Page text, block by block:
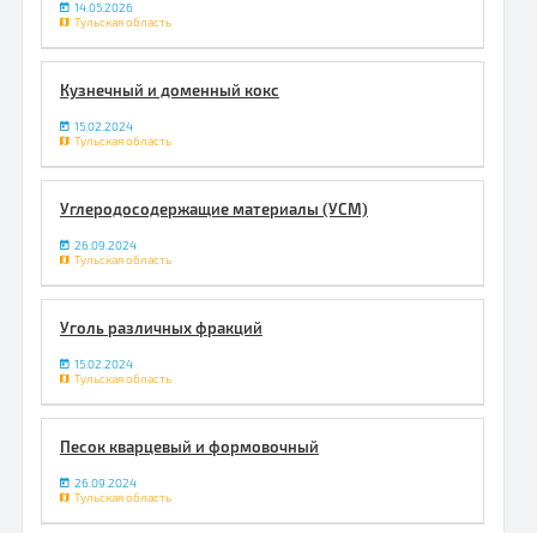
14.05.2026
Тульская область
Кузнечный и доменный кокс
15.02.2024
Тульская область
Углеродосодержащие материалы (УСМ)
26.09.2024
Тульская область
Уголь различных фракций
15.02.2024
Тульская область
Песок кварцевый и формовочный
26.09.2024
Тульская область